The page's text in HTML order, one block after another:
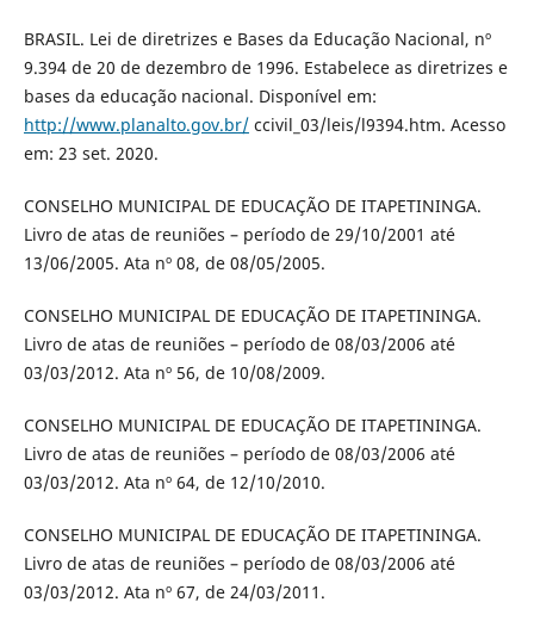
BRASIL. Lei de diretrizes e Bases da Educação Nacional, nº
9.394 de 20 de dezembro de 1996. Estabelece as diretrizes e
bases da educação nacional. Disponível em:
http://www.planalto.gov.br/ccivil_03/leis/l9394.htm. Acesso
em: 23 set. 2020.
CONSELHO MUNICIPAL DE EDUCAÇÃO DE ITAPETININGA.
Livro de atas de reuniões – período de 29/10/2001 até
13/06/2005. Ata nº 08, de 08/05/2005.
CONSELHO MUNICIPAL DE EDUCAÇÃO DE ITAPETININGA.
Livro de atas de reuniões – período de 08/03/2006 até
03/03/2012. Ata nº 56, de 10/08/2009.
CONSELHO MUNICIPAL DE EDUCAÇÃO DE ITAPETININGA.
Livro de atas de reuniões – período de 08/03/2006 até
03/03/2012. Ata nº 64, de 12/10/2010.
CONSELHO MUNICIPAL DE EDUCAÇÃO DE ITAPETININGA.
Livro de atas de reuniões – período de 08/03/2006 até
03/03/2012. Ata nº 67, de 24/03/2011.